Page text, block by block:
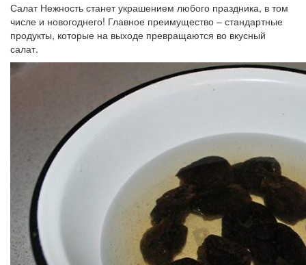
Салат Нежность станет украшением любого праздника, в том
числе и новогоднего! Главное преимущество – стандартные
продукты, которые на выходе превращаются во вкусный
салат.